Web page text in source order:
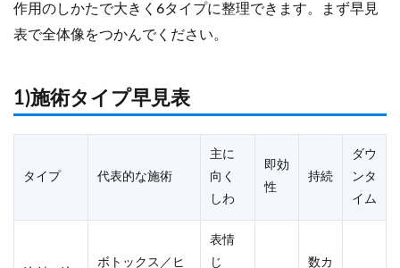
作用のしかたで大きく6タイプに整理できます。まず早見
表で全体像をつかんでください。
1)施術タイプ早見表
タイプ 代表的な施術
主に
向く
しわ
即効
性
持続
ダウ
ンタ
イム
ボトックス／ヒ
表情
じ
数カ